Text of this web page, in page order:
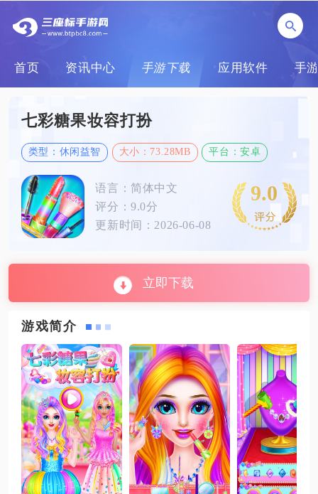
首页 资讯中心 手游下载 应用软件 手
七彩糖果妆容打扮
类型：休闲益智 大小：73.28MB 平台：安卓
语言：简体中文
评分：9.0分
更新时间：2026-06-08
9.0
立即下载
游戏简介